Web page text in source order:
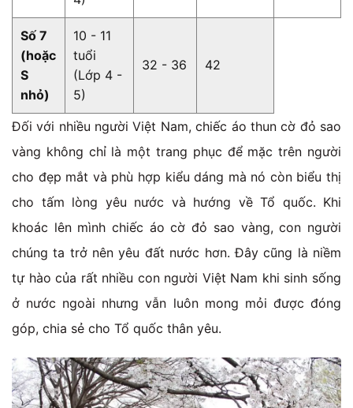
Số 7
(hoặc
S
nhỏ)
10 - 11
tuổi
(Lớp 4 -
5)
32 - 36 42
Đối với nhiều người Việt Nam, chiếc áo thun cờ đỏ sao
vàng không chỉ là một trang phục để mặc trên người
cho đẹp mắt và phù hợp kiểu dáng mà nó còn biểu thị
cho tấm lòng yêu nước và hướng về Tổ quốc. Khi
khoác lên mình chiếc áo cờ đỏ sao vàng, con người
chúng ta trở nên yêu đất nước hơn. Đây cũng là niềm
tự hào của rất nhiều con người Việt Nam khi sinh sống
ở nước ngoài nhưng vẫn luôn mong mỏi được đóng
góp, chia sẻ cho Tổ quốc thân yêu.